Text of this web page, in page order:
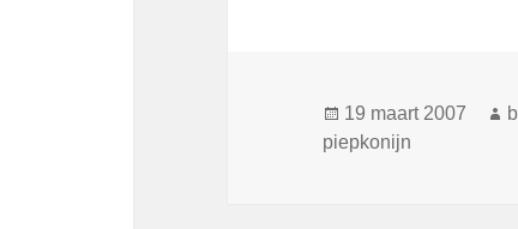
Geplaatst
op
19 maart 2007
piepkonijn